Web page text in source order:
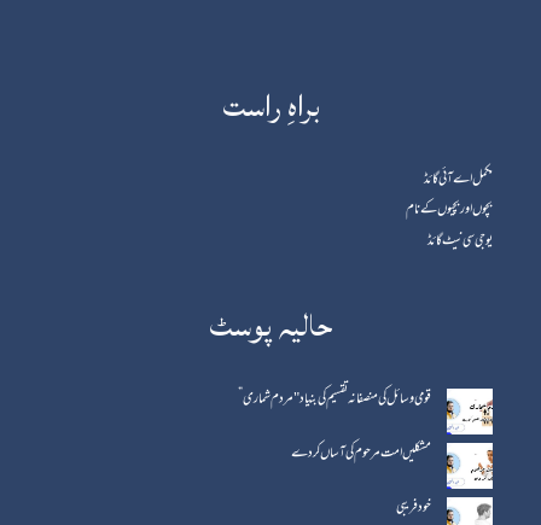
براہِ راست
مکمل اے آئی گائڈ
بچوں اور بچیوں کے نام
یوجی سی نیٹ گائڈ
حالیہ پوسٹ
قومی وسائل کی منصفانہ تقسیم کی بنیاد "مردم شماری”
مشکلیں امت مرحوم کی آساں کردے
خود فریبی